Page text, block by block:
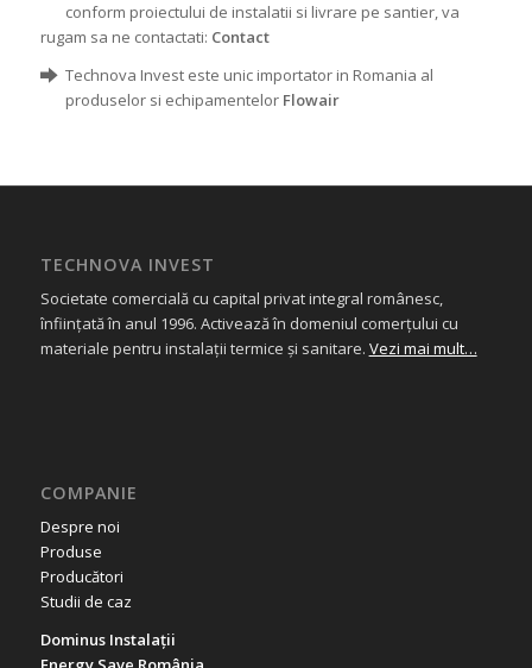
conform proiectului de instalatii si livrare pe santier, va
rugam sa ne contactati: Contact
Technova Invest este unic importator in Romania al
produselor si echipamentelor Flowair
TECHNOVA INVEST
Societate comercială cu capital privat integral românesc,
înființată în anul 1996. Activează în domeniul comerțului cu
materiale pentru instalații termice și sanitare. Vezi mai mult…
COMPANIE
Despre noi
Produse
Producători
Studii de caz
Dominus Instalații